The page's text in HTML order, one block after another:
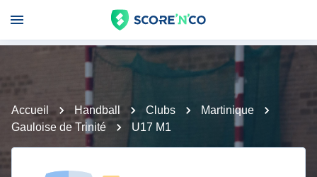
Accueil Handball Clubs
Martinique
Gauloise de Trinité
U17 M1